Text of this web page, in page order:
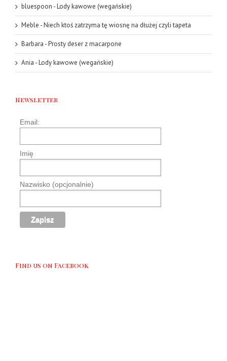
bluespoon -Lody kawowe (wegańskie)
Meble -Niech ktoś zatrzyma tę wiosnę na dłużej czyli tapeta
Barbara -Prosty deser z macarpone
Ania -Lody kawowe (wegańskie)
Newsletter
Email:
Imię
Nazwisko (opcjonalnie)
Find us on Facebook